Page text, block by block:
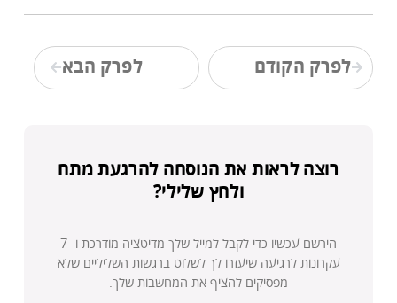
לפרק הקודם לפרק הבא
רוצה לראות את הנוסחה להרגעת מתח
ולחץ שלילי?
​הירשם עכשיו כדי לקבל למייל שלך מדיטציה מודרכת ו- 7
עקרונות לרגיעה שיעזרו לך לשלוט ברגשות השליליים שלא
מפסיקים להציף את המחשבות שלך.